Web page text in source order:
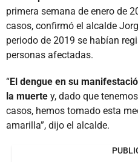
primera semana de enero de
casos, confirmó el alcalde
periodo de 2019 se habían
personas afectadas.
“El dengue en su
la muerte y, dado que
casos, hemos tomado esta
amarilla”, dijo el alcalde.